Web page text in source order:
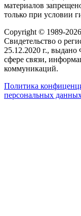
материалов
только при условии
Copyright © 1989-
Свидетельство о
25.12.2020 г.,
сфере связи,
коммуникаций.
Политика
персональных